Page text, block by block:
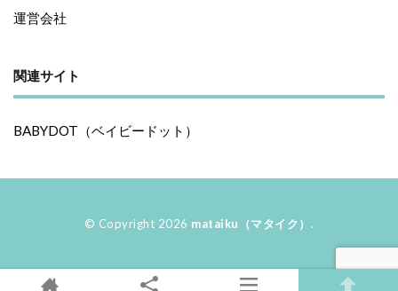
運営会社
関連サイト
BABYDOT（ベイビードット）
© Copyright 2026 mataiku（マタイク） .